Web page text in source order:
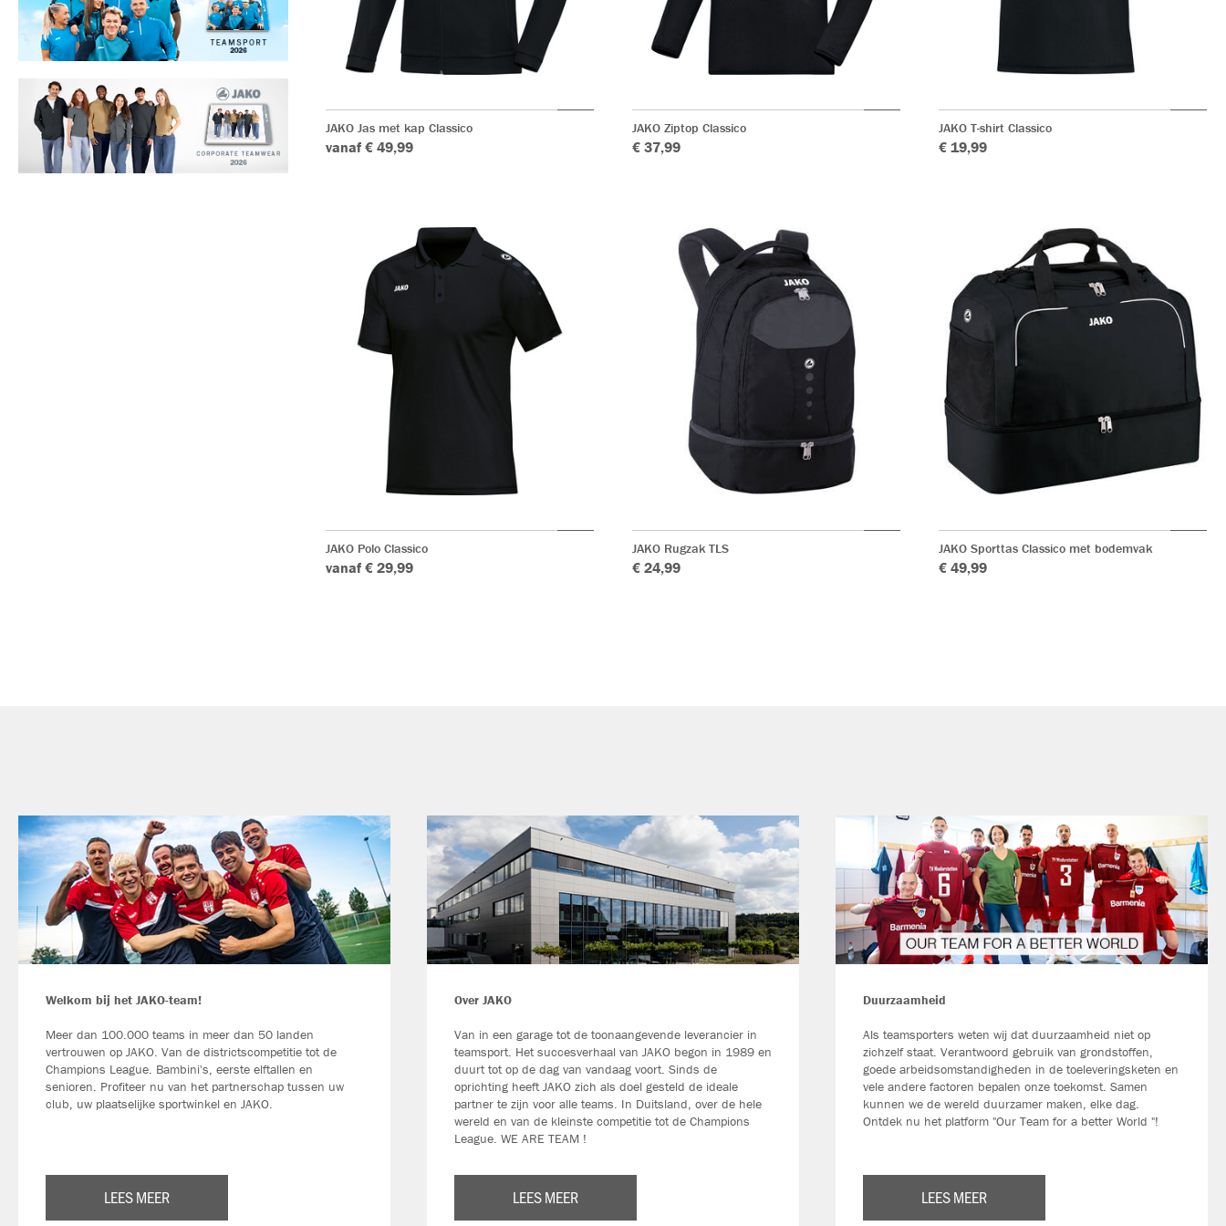
JAKO Jas met kap Classico
vanaf € 49,99
JAKO Ziptop Classico
€ 37,99
JAKO T-shirt Classico
€ 19,99
JAKO Polo Classico
vanaf € 29,99
JAKO Rugzak TLS
€ 24,99
JAKO Sporttas Classico met bodemvak
€ 49,99
Welkom bij het JAKO-team!
Meer dan 100.000 teams in meer dan 50 landen
vertrouwen op JAKO. Van de districtscompetitie tot de
Champions League. Bambini's, eerste elftallen en
senioren. Profiteer nu van het partnerschap tussen uw
club, uw plaatselijke sportwinkel en JAKO.
LEES MEER
Over JAKO
Van in een garage tot de toonaangevende leverancier in
teamsport. Het succesverhaal van JAKO begon in 1989 en
duurt tot op de dag van vandaag voort. Sinds de
oprichting heeft JAKO zich als doel gesteld de ideale
partner te zijn voor alle teams. In Duitsland, over de hele
wereld en van de kleinste competitie tot de Champions
League. WE ARE TEAM !
LEES MEER
Duurzaamheid
Als teamsporters weten wij dat duurzaamheid niet op
zichzelf staat. Verantwoord gebruik van grondstoffen,
goede arbeidsomstandigheden in de toeleveringsketen en
vele andere factoren bepalen onze toekomst. Samen
kunnen we de wereld duurzamer maken, elke dag.
Ontdek nu het platform "Our Team for a better World "!
LEES MEER